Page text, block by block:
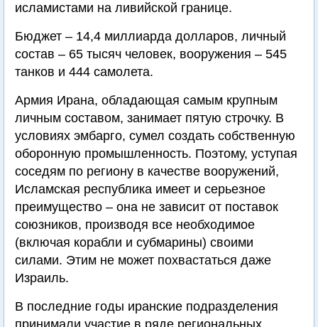
исламистами на ливийской границе.
Бюджет – 14,4 миллиарда долларов, личный
состав – 65 тысяч человек, вооружения – 545
танков и 444 самолета.
Армия Ирана, обладающая самым крупным
личным составом, занимает пятую строчку. В
условиях эмбарго, сумел создать собственную
оборонную промышленность. Поэтому, уступая
соседям по региону в качестве вооружений,
Исламская республика имеет и серьезное
преимущество – она не зависит от поставок
союзников, производя все необходимое
(включая корабли и субмарины) своими
силами. Этим не может похвастаться даже
Израиль.
В последние годы иранские подразделения
принимали участие в ряде региональных